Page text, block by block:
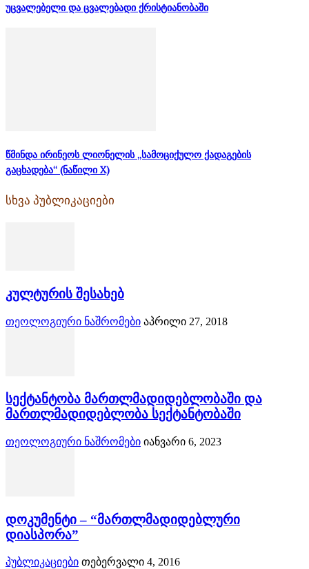
უცვალებელი და ცვალებადი ქრისტიანობაში
წმინდა ირინეოს ლიონელის „სამოციქულო ქადაგების
გაცხადება“ (ნაწილი X)
სხვა პუბლიკაციები
კულტურის შესახებ
თეოლოგიური ნაშრომები აპრილი 27, 2018
სექტანტობა მართლმადიდებლობაში და
მართლმადიდებლობა სექტანტობაში
თეოლოგიური ნაშრომები იანვარი 6, 2023
დოკუმენტი – “მართლმადიდებლური
დიასპორა”
პუბლიკაციები თებერვალი 4, 2016